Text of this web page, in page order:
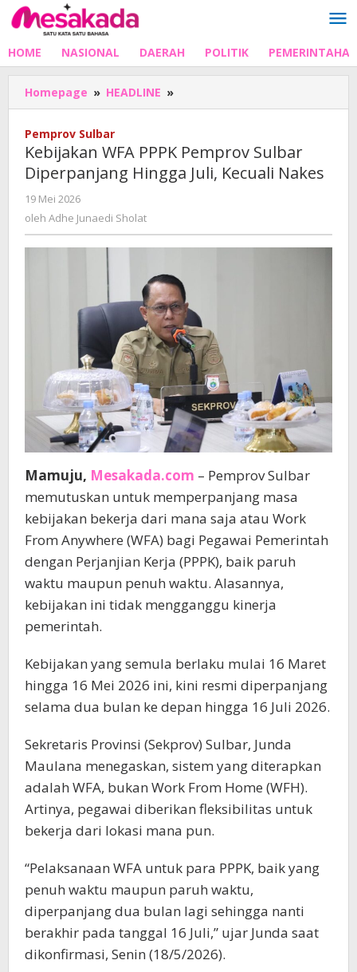
Lewati
ke
HOME NASIONAL DAERAH POLITIK
Homepage » HEADLINE »
WFA
Sulbar
Diperpanjang
Pemprov Sulbar
Kebijakan WFA PPPK Pemprov Sulbar
Diperpanjang Hingga Juli, Kecuali Nakes
19 Mei 2026
Adhe
oleh Adhe Junaedi Sholat
Mamuju, Mesakada.com – Pemprov Sulbar
memutuskan untuk memperpanjang masa
kebijakan bekerja dari mana saja atau Work
From Anywhere (WFA) bagi Pegawai Pemerintah
dengan Perjanjian Kerja (PPPK), baik paruh
waktu maupun penuh waktu. Alasannya,
kebijakan ini tidak mengganggu kinerja
pemerintah.
Kebijakan yang semula berlaku mulai 16 Maret
hingga 16 Mei 2026 ini, kini resmi diperpanjang
selama dua bulan ke depan hingga 16 Juli 2026.
Sekretaris Provinsi (Sekprov) Sulbar, Junda
Maulana menegaskan, sistem yang diterapkan
adalah WFA, bukan Work From Home (WFH).
Artinya, pegawai diberikan fleksibilitas untuk
bekerja dari lokasi mana pun.
“Pelaksanaan WFA untuk para PPPK, baik yang
penuh waktu maupun paruh waktu,
diperpanjang dua bulan lagi sehingga nanti
berakhir pada tanggal 16 Juli,” ujar Junda saat
dikonfirmasi, Senin (18/5/2026).